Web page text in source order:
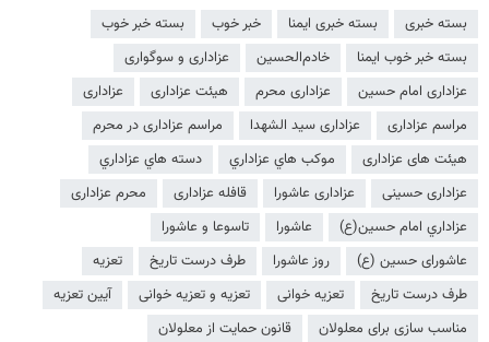
بسته خبری بسته خبری ایمنا خبر خوب
بسته خبر خوب
بسته خبر خوب ایمنا
خادم‌الحسین
عزاداری و سوگواری
عزاداری امام حسین
عزاداری محرم هیئت عزاداری
عزاداری
مراسم عزاداری
عزاداری سید الشهدا
مراسم عزاداری در محرم
هیئت های عزاداری
موکب هاي عزاداري
دسته هاي عزاداري
عزاداری حسینی
عزاداری عاشورا قافله عزاداری
محرم عزاداری
عزاداري امام حسين(ع)
عاشورا
تاسوعا و عاشورا
عاشورای حسین (ع)
روز عاشورا طرف درست تاریخ
تعزیه
طرف درست تاريخ
تعزیه خوانی تعزیه و تعزیه خوانی
آیین تعزیه
مناسب سازی برای معلولان
قانون حمایت از معلولان